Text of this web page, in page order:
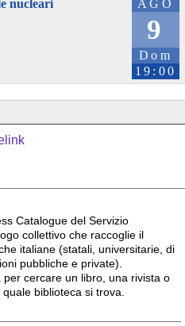
AGO
9
Dom
19:00
nucleari
Catalogue del Servizio
collettivo che raccoglie il
italiane (statali, universitarie, di
pubbliche e private).
cercare un libro, una rivista o
biblioteca si trova.